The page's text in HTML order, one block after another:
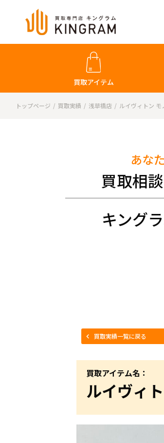
買取アイテム
トップページ 買取実績 浅草橋店 ルイヴィトン
キング
あな
買取相
買取実績一覧に戻る
買取アイテム名：
ルイヴィ